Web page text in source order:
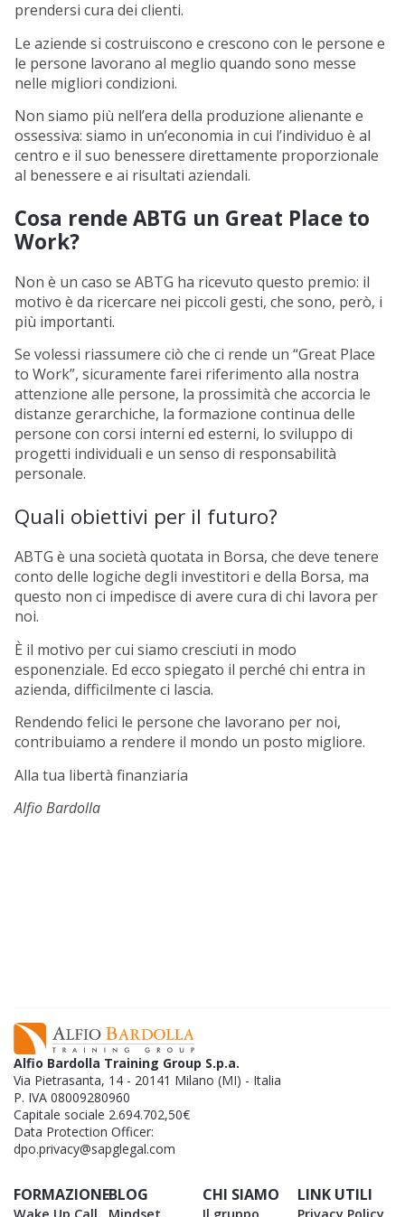
prendersi cura dei clienti.
Le aziende si costruiscono e crescono con le persone e
le persone lavorano al meglio quando sono messe
nelle migliori condizioni.
Non siamo più nell’era della produzione alienante e
ossessiva: siamo in un’economia in cui l’individuo è al
centro e il suo benessere direttamente proporzionale
al benessere e ai risultati aziendali.
Cosa rende ABTG un Great Place to
Work?
Non è un caso se ABTG ha ricevuto questo premio: il
motivo è da ricercare nei piccoli gesti, che sono, però, i
più importanti.
Se volessi riassumere ciò che ci rende un “Great Place
to Work”, sicuramente farei riferimento alla nostra
attenzione alle persone, la prossimità che accorcia le
distanze gerarchiche, la formazione continua delle
persone con corsi interni ed esterni, lo sviluppo di
progetti individuali e un senso di responsabilità
personale.
Quali obiettivi per il futuro?
ABTG è una società quotata in Borsa, che deve tenere
conto delle logiche degli investitori e della Borsa, ma
questo non ci impedisce di avere cura di chi lavora per
noi.
È il motivo per cui siamo cresciuti in modo
esponenziale. Ed ecco spiegato il perché chi entra in
azienda, difficilmente ci lascia.
Rendendo felici le persone che lavorano per noi,
contribuiamo a rendere il mondo un posto migliore.
Alla tua libertà finanziaria
Alfio Bardolla
Alfio Bardolla Training Group S.p.a.
Via Pietrasanta, 14 - 20141 Milano (MI) - Italia
P. IVA 08009280960
Capitale sociale 2.694.702,50€
Data Protection Officer:
dpo.privacy@sapglegal.com
FORMAZIONEBLOG CHI SIAMO LINK UTILI